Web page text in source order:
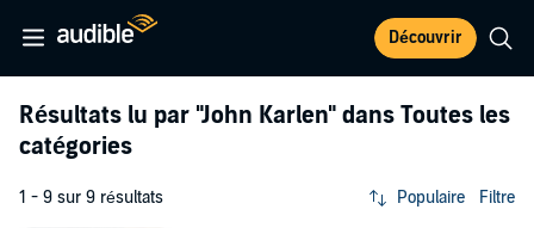
Découvrir
Résultats lu par "John Karlen" dans Toutes les
catégories
1 - 9 sur 9 résultats Populaire Filtre